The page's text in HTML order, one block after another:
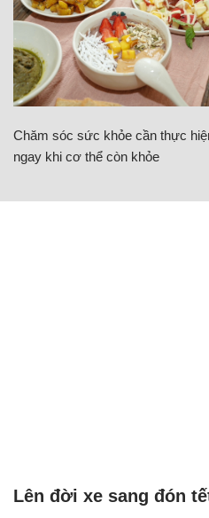
Chăm sóc sức khỏe cần thực
ngay khi cơ thể còn khỏe
Lên đời xe sang đón